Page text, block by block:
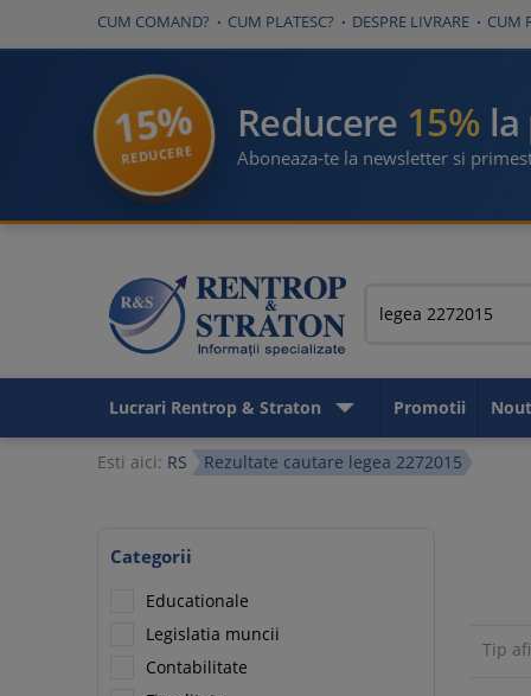
CUM COMAND? CUM PLATESC? DESPRE LIVRARE CUM
15%
REDUCERE
Reducere 15%
Aboneaza-te la newsletter si
Lucrari Rentrop & Straton Promotii
Esti aici: RS Rezultate cautare legea 2272015
Categorii
Educationale
Legislatia muncii
Contabilitate
Tip